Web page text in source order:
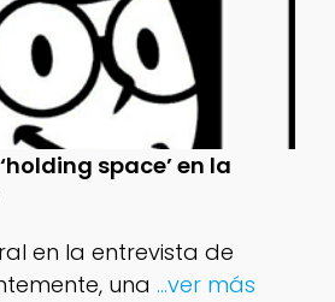
space’ en la
en la entrevista de
una ...ver más